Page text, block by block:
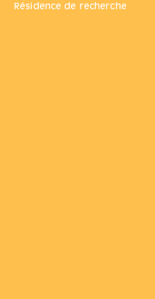
Résidence de recherche